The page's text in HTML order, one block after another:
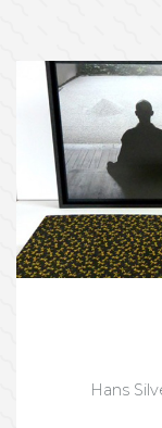
Hans